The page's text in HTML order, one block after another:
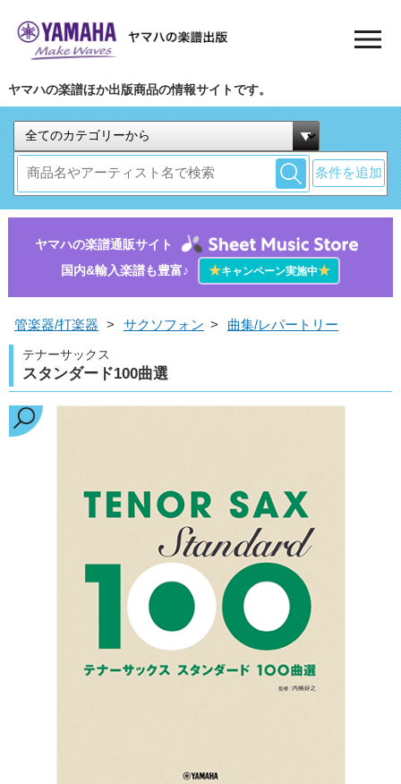
ヤマハの楽譜ほか出版商品の情報サイトです。
条件を追加
ヤマハの楽譜通販サイト
国内&輸入楽譜も豊富♪
★キャンペーン実施中★
管楽器/打楽器 > サクソフォン > 曲集/レパートリー
テナーサックス
スタンダード100曲選